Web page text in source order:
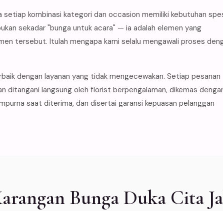
setiap kombinasi kategori dan occasion memiliki kebutuhan
sekadar "bunga untuk acara" — ia adalah elemen yang
tersebut. Itulah mengapa kami selalu mengawali proses
dengan layanan yang tidak mengecewakan. Setiap pesanan
ditangani langsung oleh florist berpengalaman, dikemas
saat diterima, dan disertai garansi kepuasan pelanggan
Bunga Duka Cita